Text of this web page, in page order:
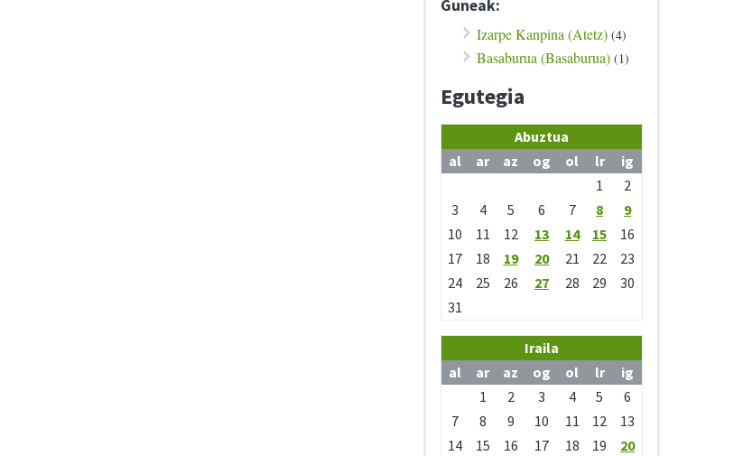
Guneak:
Izarpe Kanpina (Atetz) (4)
Basaburua (Basaburua) (1)
Egutegia
Abuztua
al
ar az og ol lr
ig
1
2
3
4 5 6 7 8
9
10
11 12 13 14 15
16
17
18 19 20 21 22
23
24
25 26 27 28 29
30
31
Iraila
al
ar az og ol lr
ig
1
2 3 4 5
6
7
8 9 10 11 12
13
14
15 16 17 18 19
20